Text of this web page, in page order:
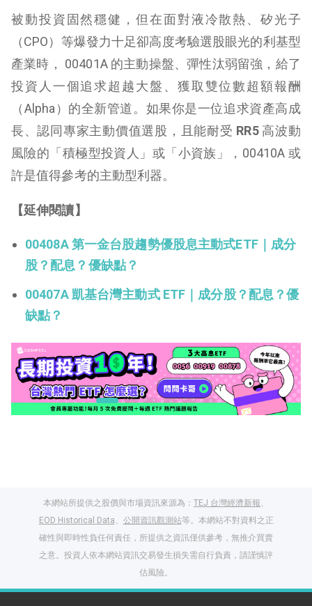
被動投資固然穩健，但在面對液冷散熱、矽光子
（CPO）等爆發力十足卻高度考驗選股眼光的利基型
產業時， 00401A 的主動操盤、彈性汰弱留強，給了
投資人一個追求超越大盤、獲取雙位數超額報酬
（Alpha）的全新管道。如果你是一位追求資產高成
長、認同專家主動價值選股，且能耐受 RR5高波動
風險的「積極型投資人」或「小資族」，00410A 或
許是值得參考的主動型利器。
【延伸閱讀】
00408A 第一金台股趨勢優股息主動式ETF｜成分
股？配息？優缺點？
00407A 凱基台灣主動式 ETF｜成分股？配息？優
缺點？
本網站所提供之股價與市場資訊來源為： TEJ 台灣經濟新報、
EOD Historical Data、 公開資訊觀測站等。本網站不對資料之正
確性與即時性負任何責任，所提供之資訊僅供參考，無推介買賣
之意。投資人依本網站資訊交易發生損失需自行負責，請謹慎評
估風險。